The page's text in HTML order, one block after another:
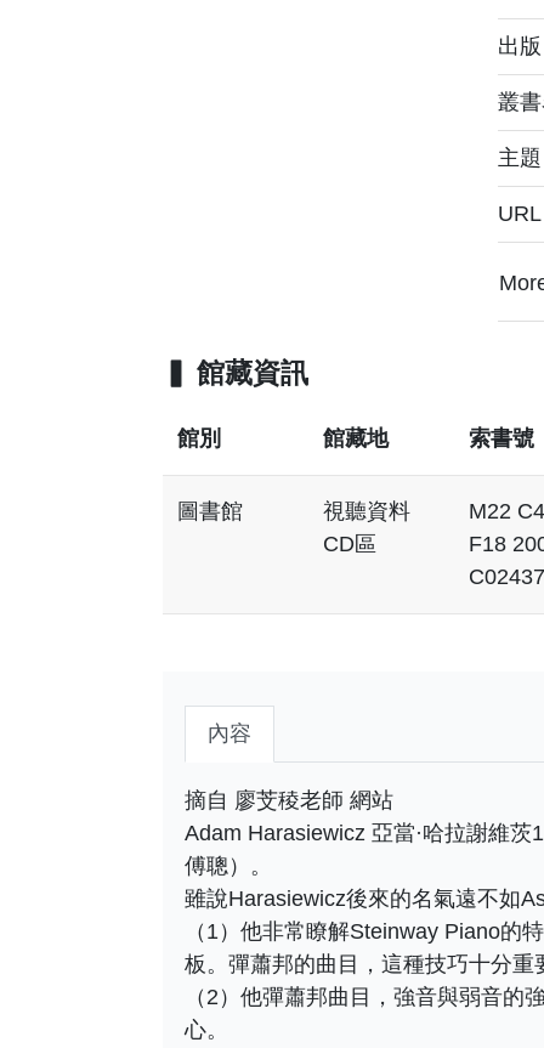
出
叢
主
館藏資訊
館別 館藏地 索書號
圖書館
視聽資料
CD區
M22
F18
內容
摘自 廖芠稜老師 網站
Adam Harasiewicz 亞當·哈拉謝維
傅聰）。
雖說Harasiewicz後來的名氣遠不如
（1）他非常瞭解Steinway Piano的
板。彈蕭邦的曲目，這種技巧十分重
（2）他彈蕭邦曲目，強音與弱音
心。